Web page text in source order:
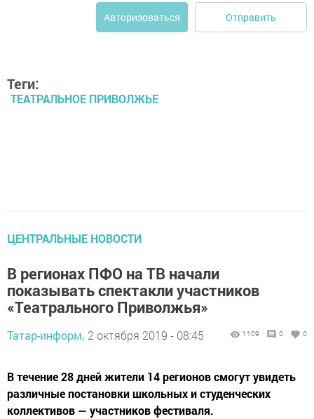
Авторизоваться Отправить
Теги:
ТЕАТРАЛЬНОЕ ПРИВОЛЖЬЕ
ЦЕНТРАЛЬНЫЕ НОВОСТИ
В регионах ПФО на ТВ начали
показывать спектакли участников
«Театрального Приволжья»
Татар-информ, 2 октября 2019 - 08:45 1109 0 0
В течение 28 дней жители 14 регионов смогут увидеть
различные постановки школьных и студенческих
коллективов — участников фестиваля.